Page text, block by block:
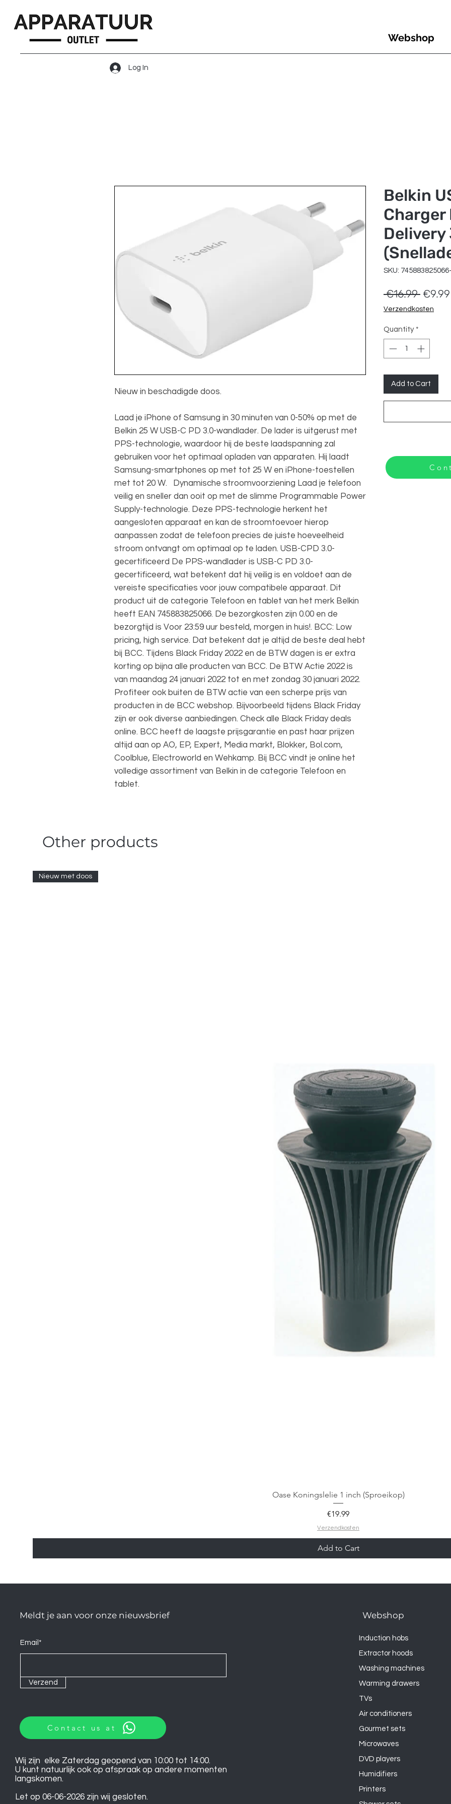
Log In
Webshop
Nieuw in beschadigde doos.
Laad je iPhone of Samsung in 30 minuten van 0-50% op met de
Belkin 25 W USB-C PD 3.0-wandlader. De lader is uitgerust met
PPS-technologie, waardoor hij de beste laadspanning zal
gebruiken voor het optimaal opladen van apparaten. Hij laadt
Samsung-smartphones op met tot 25 W en iPhone-toestellen
met tot 20 W. Dynamische stroomvoorziening Laad je telefoon
veilig en sneller dan ooit op met de slimme Programmable Power
Supply-technologie. Deze PPS-technologie herkent het
aangesloten apparaat en kan de stroomtoevoer hierop
aanpassen zodat de telefoon precies de juiste hoeveelheid
stroom ontvangt om optimaal op te laden. USB-CPD 3.0-
gecertificeerd De PPS-wandlader is USB-C PD 3.0-
gecertificeerd, wat betekent dat hij veilig is en voldoet aan de
vereiste specificaties voor jouw compatibele apparaat. Dit
product uit de categorie Telefoon en tablet van het merk Belkin
heeft EAN 745883825066. De bezorgkosten zijn 0.00 en de
bezorgtijd is Voor 23:59 uur besteld, morgen in huis!. BCC: Low
pricing, high service. Dat betekent dat je altijd de beste deal hebt
bij BCC. Tijdens Black Friday 2022 en de BTW dagen is er extra
korting op bijna alle producten van BCC. De BTW Actie 2022 is
van maandag 24 januari 2022 tot en met zondag 30 januari 2022.
Profiteer ook buiten de BTW actie van een scherpe prijs van
producten in de BCC webshop. Bijvoorbeeld tijdens Black Friday
zijn er ook diverse aanbiedingen. Check alle Black Friday deals
online. BCC heeft de laagste prijsgarantie en past haar prijzen
altijd aan op AO, EP, Expert, Media markt, Blokker, Bol.com,
Coolblue, Electroworld en Wehkamp. Bij BCC vindt je online het
volledige assortiment van Belkin in de categorie Telefoon en
tablet.
Belkin
Charger
Delivery
SKU:
€16.99 Regular
Price
€9.99
Verzendkosten
Quantity *
Add to Cart
Other products
Nieuw met doos
Oase Koningslelie 1 inch (Sproeikop)
Price
€19.99
Verzendkosten
Add to Cart
Meldt je aan voor onze nieuwsbrief
Email*
Verzend
Contact us at
Wij zijn elke Zaterdag geopend van 10:00 tot 14:00.
U kunt natuurlijk ook op afspraak op andere momenten
langskomen.
Let op 06-06-2026 zijn wij gesloten.
Webshop
Induction hobs
Extractor hoods
Washing machines
Warming drawers
TVs
Air conditioners
Gourmet sets
Microwaves
DVD players
Humidifiers
Printers